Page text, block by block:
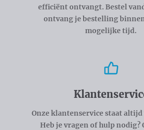
efficiënt ontvangt. Bestel
ontvang je bestelling
mogelijke tijd.
Onze klantenservice staat
Heb je vragen of hulp nodig?